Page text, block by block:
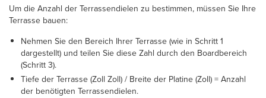
Um die Anzahl der Terrassendielen zu bestimmen, müssen Sie Ihre
Terrasse bauen:
Nehmen Sie den Bereich Ihrer Terrasse (wie in Schritt 1
dargestellt) und teilen Sie diese Zahl durch den Boardbereich
(Schritt 3).
Tiefe der Terrasse (Zoll Zoll) / Breite der Platine (Zoll) = Anzahl
der benötigten Terrassendielen.